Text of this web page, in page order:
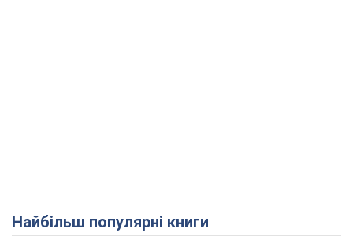
Найбільш популярні книги